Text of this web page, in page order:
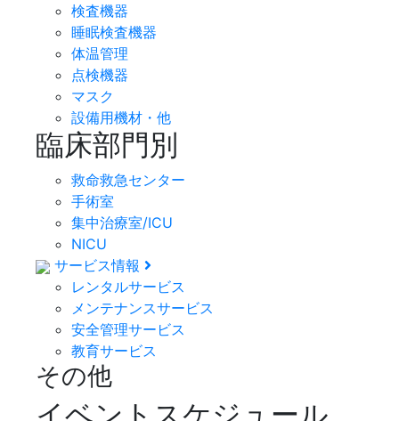
検査機器
睡眠検査機器
体温管理
点検機器
マスク
設備用機材・他
臨床部門別
救命救急センター
手術室
集中治療室/ICU
NICU
サービス情報
レンタルサービス
メンテナンスサービス
安全管理サービス
教育サービス
その他